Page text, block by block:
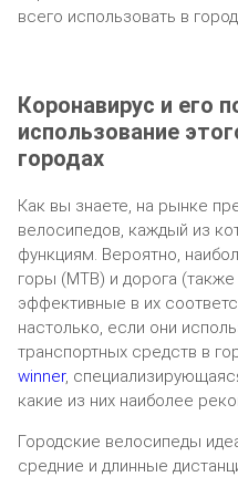
всего использовать в
Коронавирус и его
использование
городах
Как вы знаете, на рынке
велосипедов, каждый из
функциям. Вероятно,
горы (MTB) и дорога
эффективные в их
настолько, если они
транспортных средств в
winner,
какие из них наиболее
Городские велосипеды
средние и длинные